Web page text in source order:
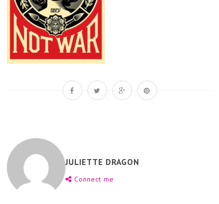
JULIETTE DRAGON
Connect me